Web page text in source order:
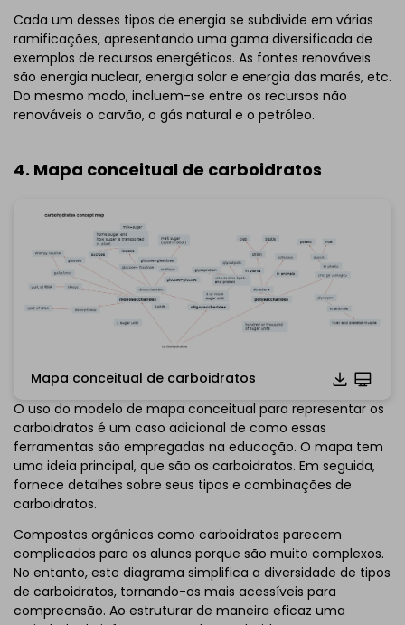
Cada um desses tipos de energia se subdivide em várias
ramificações, apresentando uma gama diversificada de
exemplos de recursos energéticos. As fontes renováveis ​​
são energia nuclear, energia solar e energia das marés, etc.
Do mesmo modo, incluem-se entre os recursos não
renováveis o carvão, o gás natural e o petróleo.
4. Mapa conceitual de carboidratos
*O emmxarquivo precisa ser aberto no EdrawMind.
Se você ainda não tem o EdrawMind, baixeEdrawMind
livre de
abaixo.
Você também pode tentarEdrawMind
Onlinegratuitamente de abaixo.
Mapa conceitual de carboidratos
O uso do modelo de mapa conceitual para representar os
carboidratos é um caso adicional de como essas
ferramentas são empregadas na educação. O mapa tem
uma ideia principal, que são os carboidratos. Em seguida,
fornece detalhes sobre seus tipos e combinações de
carboidratos.
Compostos orgânicos como carboidratos parecem
complicados para os alunos porque são muito complexos.
No entanto, este diagrama simplifica a diversidade de tipos
de carboidratos, tornando-os mais acessíveis para
compreensão. Ao estruturar de maneira eficaz uma